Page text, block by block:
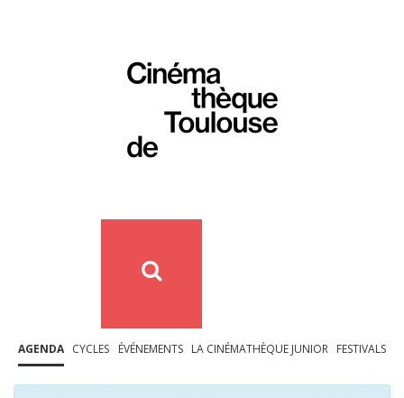
AGENDA CYCLES ÉVÉNEMENTS LA CINÉMATHÈQUE JUNIOR FESTIVALS